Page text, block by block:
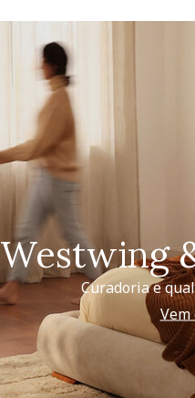
Westwing
Curadoria e
Vem